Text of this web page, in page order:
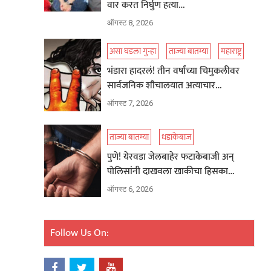
वार करत निर्घुण हत्या…
ऑगस्ट 8, 2026
असा घडला गुन्हा ताज्या बातम्या महाराष्ट्र
भंडारा हादरलं! तीन वर्षांच्या चिमुकलीवर
सार्वजनिक शौचालयात अत्याचार…
ऑगस्ट 7, 2026
ताज्या बातम्या धडाकेबाज
पुणे! येरवडा जेलबाहेर फटाकेबाजी अन्
पोलिसांनी दाखवला खाकीचा हिसका…
ऑगस्ट 6, 2026
Follow Us On: